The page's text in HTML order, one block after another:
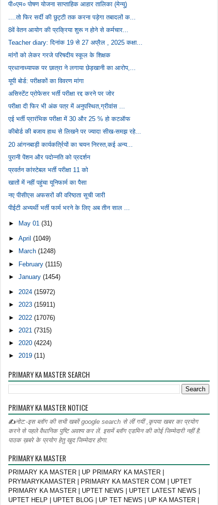
पी०एम० पोषण योजना साप्ताहिक आहार तालिका (मेन्यू)
....तो फिर सर्दी की छुट्टी तक करना पड़ेगा तबादलों क...
8वें वेतन आयोग की प्रक्रिया शुरू न होने से कर्मचार...
Teacher diary: दिनांक 19 से 27 अप्रैल , 2025 कक्षा...
मांगों को लेकर गरजे परिषदीय स्कूल के शिक्षक
प्रधानाध्यापक पर छात्रा ने लगाया छेड़खानी का आरोप,...
यूपी बोर्ड: परीक्षकों का विवरण मांगा
असिस्टेंट प्रोफेसर भर्ती परीक्षा रद्द करने पर जोर
परीक्षा दी फिर भी अंक पत्र में अनुपस्थित,ग्रीवांस ...
एई भर्ती प्रारंभिक परीक्षा में 30 और 25 % हो कटऑफ
कीबोर्ड की बजाय हाथ से लिखने पर ज्यादा सीख-समझ रहे...
20 आंगनबाड़ी कार्यकर्त्रियों का चयन निरस्त,कई अन्य...
पुरानी पेंशन और पदोन्नति को प्रदर्शन
प्रवर्तन कांस्टेबल भर्ती परीक्षा 11 को
खातों में नहीं पहुंचा यूनिफार्म का पैसा
नए पीसीएस अफसरों की वरिष्ठता सूची जारी
पीईटी अभ्यर्थी भर्ती फार्म भरने के लिए अब तीन साल ...
► May 01(31)
►April(1049)
►
March(1248)
► February(1115)
►January(1454)
►2024(15972)
►2023(15911)
► 2022(17076)
► 2021(7315)
► 2020(4224)
►2019(11)
PRIMARY KA MASTER SEARCH
PRIMARY KA MASTER NOTICE
✍नोट:-इस ब्लॉग की सभी खबरें google search से लीं गयीं ,कृपया खबर का प्रयोग
करने से पहले वैधानिक पुष्टि अवश्य कर लें. इसमें ब्लॉग एडमिन की कोई जिम्मेदारी नहीं है.
पाठक ख़बरे के प्रयोग हेतु खुद जिम्मेदार होगा.
PRIMARY KA MASTER
PRIMARY KA MASTER | UP PRIMARY KA MASTER |
PRYMARYKAMASTER | PRIMARY KA MASTER COM | UPTET
PRIMARY KA MASTER | UPTET NEWS | UPTET LATEST NEWS |
UPTET HELP | UPTET BLOG | UP TET NEWS | UP KA MASTER |